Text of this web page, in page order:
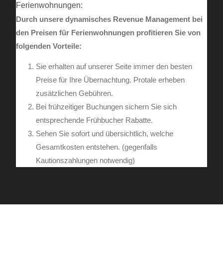
Ferienwohnungen:
Durch unsere dynamisches Revenue Management bei
den Preisen für Ferienwohnungen profitieren Sie von
folgenden Vorteile:
Sie erhalten auf unserer Seite immer den besten
Preise für Ihre Übernachtung. Protale erheben
zusätzlichen Gebühren.
Bei frühzeitiger Buchungen sichern Sie sich
entsprechende Frühbucher Rabatte.
Sehen Sie sofort und übersichtlich, welche
Gesamtkosten entstehen. (gegenfalls
Kautionszahlungen notwendig)